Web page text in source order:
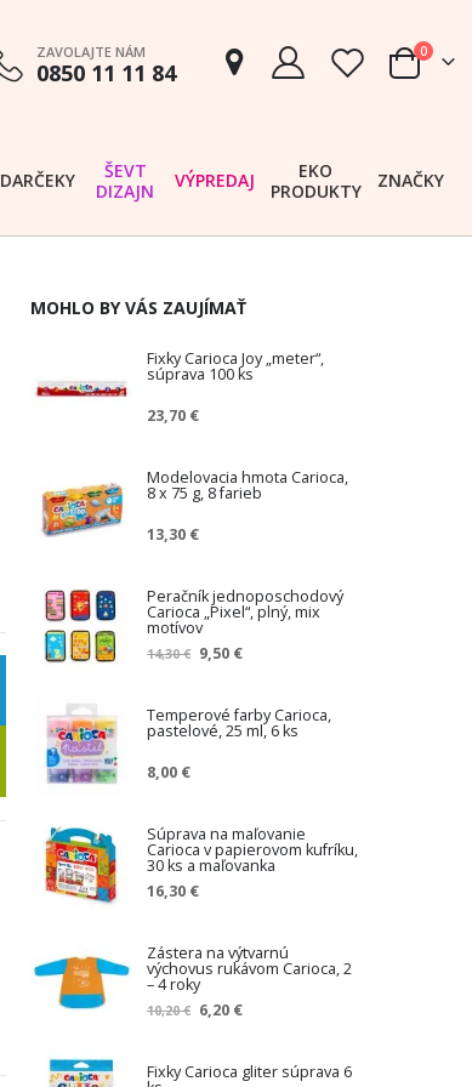
ZAVOLAJTE NÁM
0850 11 11 84 Cart
0
DARČEKY
ŠEVT
DIZAJN
VÝPREDAJ
EKO
PRODUKTY
ZNAČKY
MOHLO BY VÁS ZAUJÍMAŤ
Fixky Carioca Joy „meter“,
súprava 100 ks
23,70 €
Modelovacia hmota Carioca,
8 x 75 g, 8 farieb
13,30 €
Peračník jednoposchodový
Carioca „Pixel“, plný, mix
motívov
14,30 €
Z
ž
e
n
a
9,50 €
Temperové farby Carioca,
pastelové, 25 ml, 6 ks
8,00 €
Súprava na maľovanie
Carioca v papierovom kufríku,
30 ks a maľovanka
16,30 €
Zástera na výtvarnú
výchovus rukávom Carioca, 2
– 4 roky
10,20 €
Z
ž
6,20 €
Fixky Carioca gliter súprava 6